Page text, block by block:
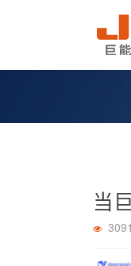
当